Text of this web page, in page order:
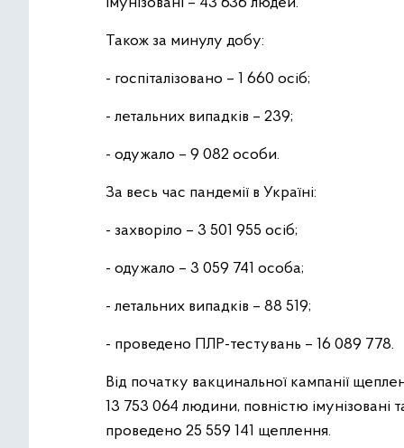
Також за минулу добу:
- госпіталізовано – 1 660 осіб;
- летальних випадків – 239;
- одужало – 9 082 особи.
За весь час пандемії в Україні:
- захворіло – 3 501 955 осіб;
- одужало – 3 059 741 особа;
- летальних випадків – 88 519;
- проведено ПЛР-тестувань – 16 089 778.
Від початку вакцинальної кампанії
13 753 064 людини, повністю імунізовані
проведено 25 559 141 щеплення.